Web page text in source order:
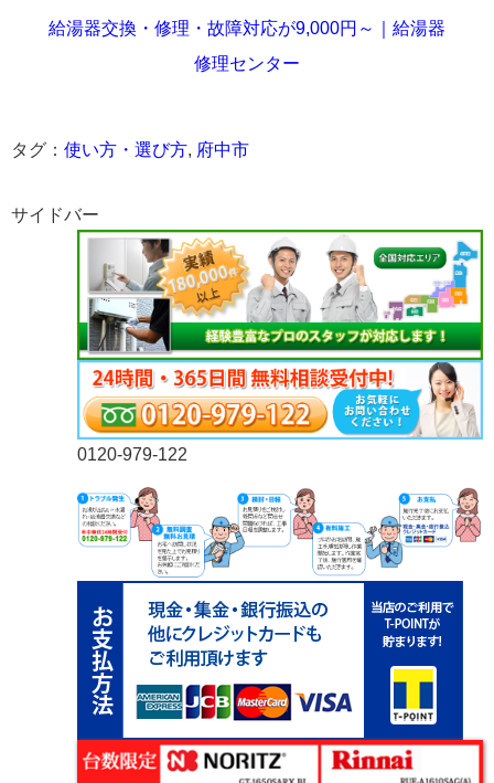
給湯器交換・修理・故障対応が9,000円～｜給湯器
修理センター
タグ： 使い方・選び方, 府中市
サイドバー
0120-979-122